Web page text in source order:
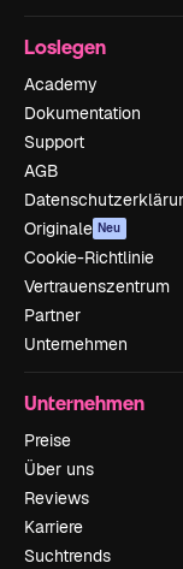
Loslegen
Academy
Dokumentation
Support
AGB
Originale Neu
Cookie-Richtlinie
Vertrauenszentrum
Partner
Unternehmen
Unternehmen
Preise
Über uns
Reviews
Karriere
Suchtrends